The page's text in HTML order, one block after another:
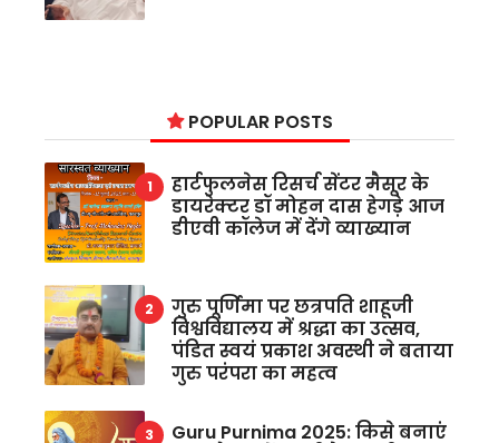
POPULAR POSTS
हार्टफुलनेस रिसर्च सेंटर मैसूर के
डायरेक्टर डॉ मोहन दास हेगड़े आज
डीएवी कॉलेज में देंगे व्याख्यान
गुरु पूर्णिमा पर छत्रपति शाहूजी
विश्वविद्यालय में श्रद्धा का उत्सव,
पंडित स्वयं प्रकाश अवस्थी ने बताया
गुरु परंपरा का महत्व
Guru Purnima 2025: किसे बनाएं